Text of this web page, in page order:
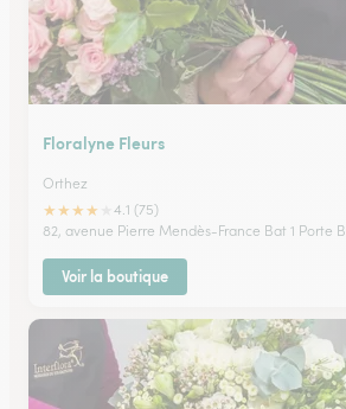
Floralyne Fleurs
Orthez
★★★★
4.1 (75)
82, avenue Pierre Mendès-France Bat 1 Porte B
Voir la boutique